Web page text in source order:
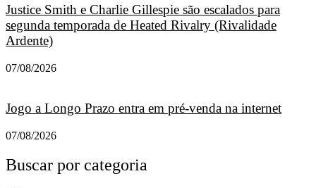
Justice Smith e Charlie Gillespie são escalados para
segunda temporada de Heated Rivalry (Rivalidade
Ardente)
07/08/2026
Jogo a Longo Prazo entra em pré-venda na internet
07/08/2026
Buscar por categoria